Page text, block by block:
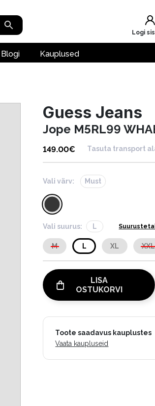
Logi
Blogi Kauplused
Guess Jeans
Jope M5RL99
149.00€ Tasuta transport
Vali värv: Must
Vali suurus: L
M L XL XXL
LISA
OSTUKORVI
Toote saadavus kauplustes
Vaata kaupluseid